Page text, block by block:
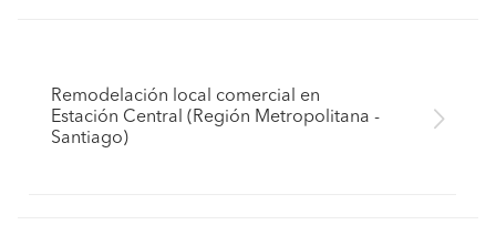
Remodelación local comercial en
Estación Central (Región Metropolitana -
Santiago)